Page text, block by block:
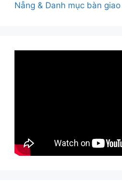
Nẵng & Danh mục bàn giao